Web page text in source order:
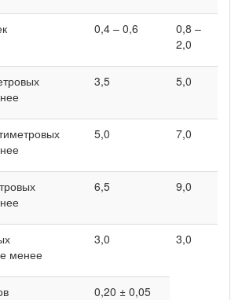
0,4 – 0,6
0,8 –
2,0
3,5 5,0
5,0 7,0
6,5 9,0
менее
3,0 3,0
0,20 ± 0,05